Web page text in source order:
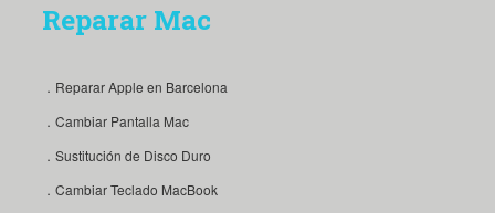
Reparar Mac
．Reparar Apple en Barcelona
．Cambiar Pantalla Mac
．Sustitución de Disco Duro
．Cambiar Teclado MacBook